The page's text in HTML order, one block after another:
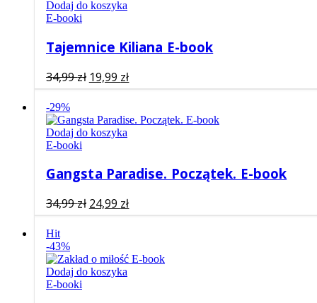
Dodaj do koszyka
E-booki
Tajemnice Kiliana E-book
34,99zł Pierwotna
cena
34,99 zł.
19,99 złAktualna
cena
19,99 zł.
-29%
Dodaj do koszyka
E-booki
Gangsta Paradise. Początek. E-book
34,99zł Pierwotna
cena
24,99 złAktualna
cena
Hit
-43%
Dodaj do koszyka
E-booki